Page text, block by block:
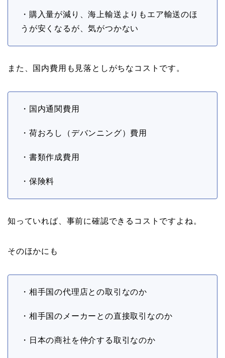
・購入量が減り、海上輸送よりもエア輸送のほ
うが安くなるが、気がつかない
また、国内費用も見落としがちなコストです。
・国内通関費用
・荷おろし（デバンニング）費用
・書類作成費用
・保険料
知っていれば、事前に確認できるコストですよね。
そのほかにも
・相手国の代理店との取引なのか
・相手国のメーカーとの直接取引なのか
・日本の商社を仲介する取引なのか